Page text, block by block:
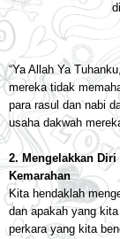
“Ya Allah Ya
mereka tidak
para rasul dan nabi
usaha dakwah
2. Mengelakkan
Kemarahan
Kita hendaklah
dan apakah yang
perkara yang kita